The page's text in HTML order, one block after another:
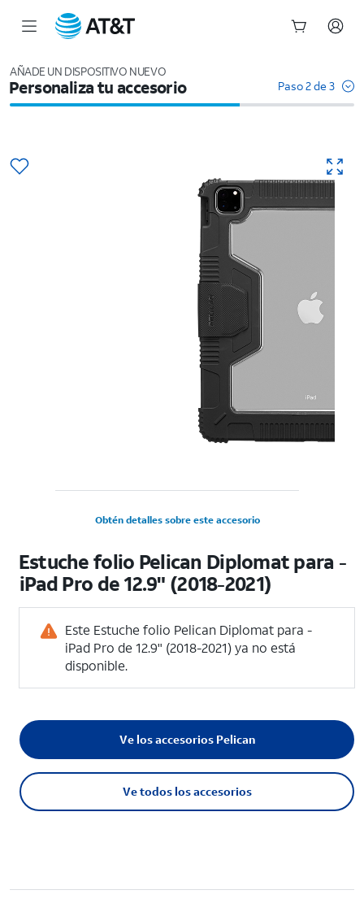
AÑADE UN DISPOSITIVO NUEVO
Personaliza tu accesorio Paso 2 de 3
Obtén detalles sobre este accesorio
Estuche folio Pelican Diplomat para -
iPad Pro de 12.9" (2018-2021)
Este Estuche folio Pelican Diplomat para -
iPad Pro de 12.9" (2018-2021) ya no está
disponible.
Ve todos los accesorios
Ve los accesorios Pelican